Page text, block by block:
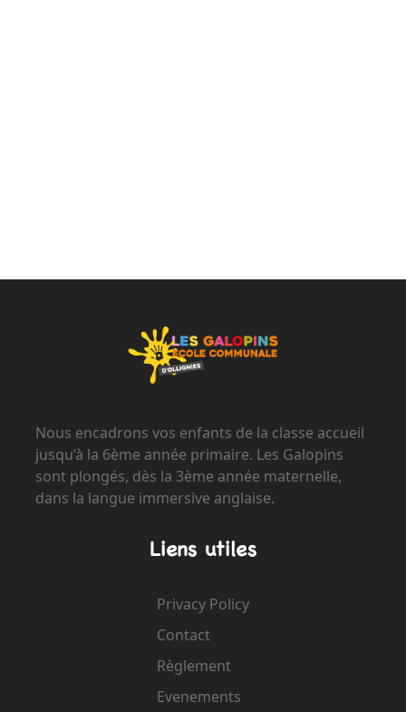
Nous encadrons vos enfants de la classe accueil
jusqu’à la 6ème année primaire. Les Galopins
sont plongés, dès la 3ème année maternelle,
dans la langue immersive anglaise.
Liens utiles
Privacy Policy
Contact
Règlement
Evenements